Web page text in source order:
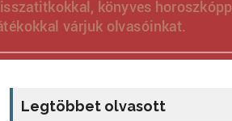
Legtöbbet olvasott